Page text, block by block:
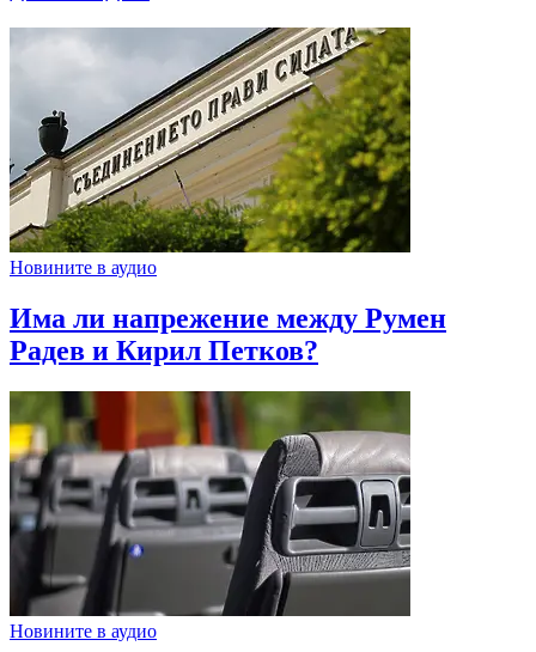
Новините в аудио
Има ли напрежение между Румен
Радев и Кирил Петков?
Новините в аудио